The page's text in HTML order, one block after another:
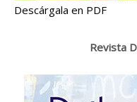
Descárgala en PDF
Revista